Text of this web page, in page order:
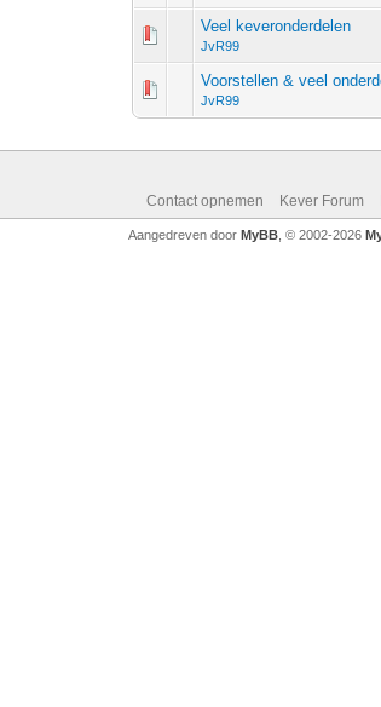
Veel keveronderdelen
JvR99
Voorstellen & veel
JvR99
Contact opnemen Kever Forum
Aangedreven door MyBB, © 2002-2026